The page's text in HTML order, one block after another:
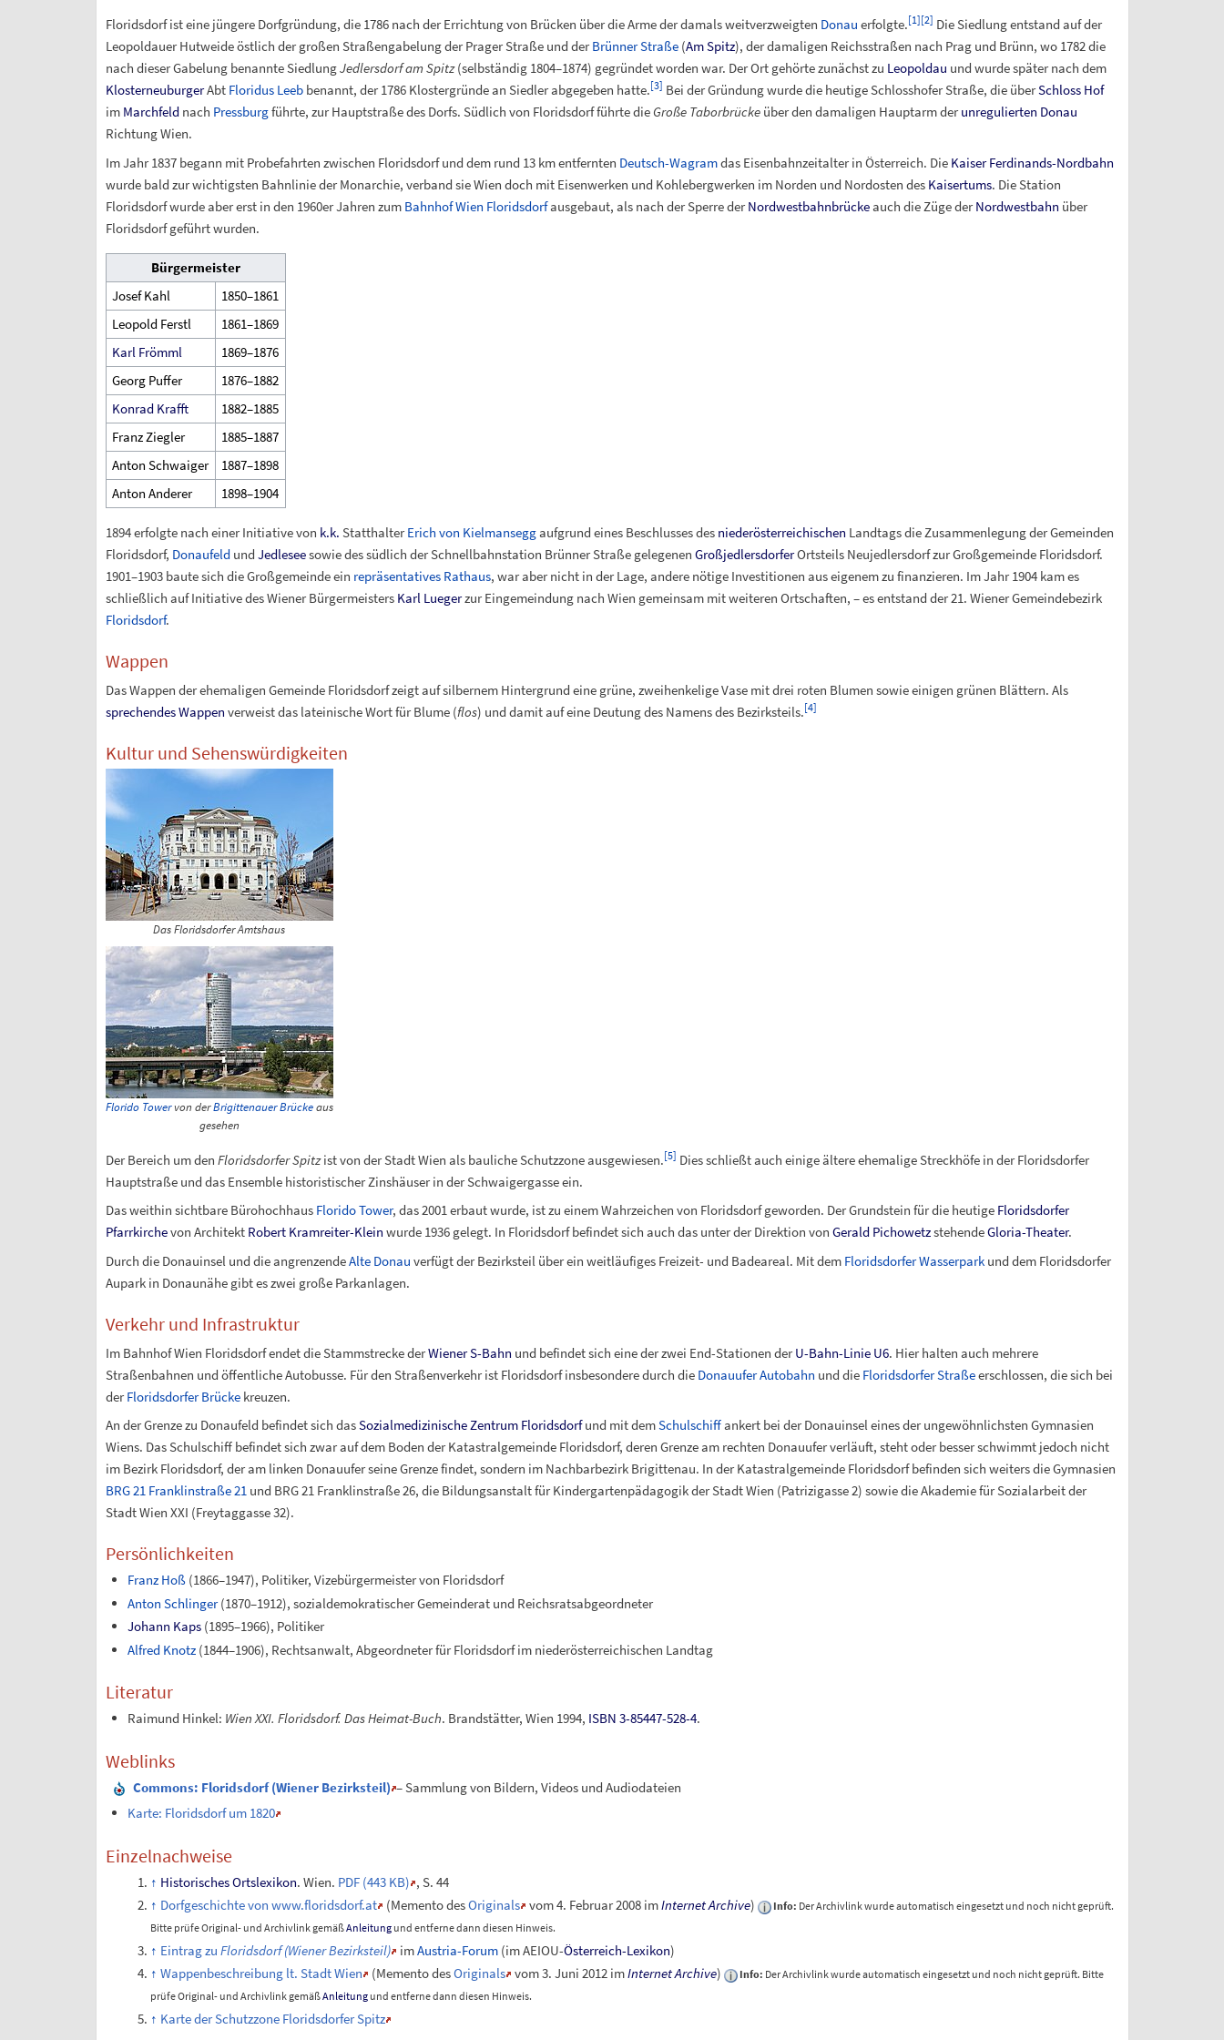
Floridsdorf ist eine jüngere Dorfgründung, die 1786 nach der Errichtung von Brücken über die Arme der damals weitverzweigten Donau erfolgte.[1] [2] Die Siedlung entstand auf der
Leopoldauer Hutweide östlich der großen Straßengabelung der Prager Straße und derBrünner Straße(Am Spitz), der damaligen Reichsstraßen nach Prag und Brünn, wo 1782 die
nach dieser Gabelung benannte SiedlungJedlersdorf am Spitz(selbständig 1804–1874) gegründet worden war. Der Ort gehörte zunächst zu Leopoldau und wurde später nach dem
KlosterneuburgerAbt Floridus Leebbenannt, der 1786 Klostergründe an Siedler abgegeben hatte.[3] Bei der Gründung wurde die heutige Schlosshofer Straße, die überSchloss Hof
im Marchfeldnach Pressburgführte, zur Hauptstraße des Dorfs. Südlich von Floridsdorf führte die Große Taborbrückeüber den damaligen Hauptarm derunregulierten Donau
Richtung Wien.
Im Jahr 1837 begann mit Probefahrten zwischen Floridsdorf und dem rund 13 km entfernten Deutsch-Wagramdas Eisenbahnzeitalter in Österreich. Die Kaiser Ferdinands-Nordbahn
wurde bald zur wichtigsten Bahnlinie der Monarchie, verband sie Wien doch mit Eisenwerken und Kohlebergwerken im Norden und Nordosten des Kaisertums. Die Station
Floridsdorf wurde aber erst in den 1960er Jahren zum Bahnhof Wien Floridsdorfausgebaut, als nach der Sperre derNordwestbahnbrückeauch die Züge derNordwestbahn über
Floridsdorf geführt wurden.
Bürgermeister
Josef Kahl
1850–1861
Leopold Ferstl
1861–1869
Karl Frömml
1869–1876
Georg Puffer
1876–1882
Konrad Krafft
1882–1885
Franz Ziegler
1885–1887
Anton Schwaiger
1887–1898
Anton Anderer
1898–1904
1894 erfolgte nach einer Initiative von k.k. StatthalterErich von Kielmanseggaufgrund eines Beschlusses des niederösterreichischen Landtags die Zusammenlegung der Gemeinden
Floridsdorf, Donaufeldund Jedleseesowie des südlich der Schnellbahnstation Brünner Straße gelegenen GroßjedlersdorferOrtsteils Neujedlersdorf zur Großgemeinde Floridsdorf.
1901–1903 baute sich die Großgemeinde ein repräsentatives Rathaus, war aber nicht in der Lage, andere nötige Investitionen aus eigenem zu finanzieren. Im Jahr 1904 kam es
schließlich auf Initiative des Wiener Bürgermeisters Karl Luegerzur Eingemeindung nach Wien gemeinsam mit weiteren Ortschaften, – es entstand der 21. Wiener Gemeindebezirk
Floridsdorf.
Wappen
Das Wappen der ehemaligen Gemeinde Floridsdorf zeigt auf silbernem Hintergrund eine grüne, zweihenkelige Vase mit drei roten Blumen sowie einigen grünen Blättern. Als
sprechendes Wappen verweist das lateinische Wort für Blume (flos) und damit auf eine Deutung des Namens des Bezirksteils.[4]
Kultur und Sehenswürdigkeiten
Das Floridsdorfer Amtshaus
Florido Towervon derBrigittenauer Brückeaus
gesehen
Der Bereich um den Floridsdorfer Spitzist von der Stadt Wien als bauliche Schutzzone ausgewiesen.[5] Dies schließt auch einige ältere ehemalige Streckhöfe in der Floridsdorfer
Hauptstraße und das Ensemble historistischer Zinshäuser in der Schwaigergasse ein.
Das weithin sichtbare Bürohochhaus Florido Tower, das 2001 erbaut wurde, ist zu einem Wahrzeichen von Floridsdorf geworden. Der Grundstein für die heutige Floridsdorfer
Pfarrkirchevon Architekt Robert Kramreiter-Klein wurde 1936 gelegt. In Floridsdorf befindet sich auch das unter der Direktion von Gerald PichowetzstehendeGloria-Theater.
Durch die Donauinsel und die angrenzendeAlte Donau verfügt der Bezirksteil über ein weitläufiges Freizeit- und Badeareal. Mit dem Floridsdorfer Wasserparkund dem Floridsdorfer
Aupark in Donaunähe gibt es zwei große Parkanlagen.
Verkehr und Infrastruktur
Im Bahnhof Wien Floridsdorf endet die Stammstrecke derWiener S-Bahn und befindet sich eine der zwei End-Stationen derU-Bahn-Linie U6. Hier halten auch mehrere
Straßenbahnen und öffentliche Autobusse. Für den Straßenverkehr ist Floridsdorf insbesondere durch die Donauufer Autobahn und die Floridsdorfer Straßeerschlossen, die sich bei
derFloridsdorfer Brückekreuzen.
An der Grenze zu Donaufeld befindet sich dasSozialmedizinische Zentrum Floridsdorfund mit demSchulschiffankert bei der Donauinsel eines der ungewöhnlichsten Gymnasien
Wiens. Das Schulschiff befindet sich zwar auf dem Boden der Katastralgemeinde Floridsdorf, deren Grenze am rechten Donauufer verläuft, steht oder besser schwimmt jedoch nicht
im Bezirk Floridsdorf, der am linken Donauufer seine Grenze findet, sondern im Nachbarbezirk Brigittenau. In der Katastralgemeinde Floridsdorf befinden sich weiters die Gymnasien
BRG 21 Franklinstraße 21und BRG 21 Franklinstraße 26, die Bildungsanstalt für Kindergartenpädagogik der Stadt Wien (Patrizigasse 2) sowie die Akademie für Sozialarbeit der
Stadt Wien XXI (Freytaggasse 32).
Persönlichkeiten
Franz Hoß (1866–1947), Politiker, Vizebürgermeister von Floridsdorf
Anton Schlinger(1870–1912), sozialdemokratischer Gemeinderat und Reichsratsabgeordneter
Johann Kaps (1895–1966), Politiker
Alfred Knotz (1844–1906), Rechtsanwalt, Abgeordneter für Floridsdorf im niederösterreichischen Landtag
Literatur
Raimund Hinkel: Wien XXI. Floridsdorf. Das Heimat-Buch. Brandstätter, Wien 1994, ISBN 3-85447-528-4.
Weblinks
Commons: Floridsdorf (Wiener Bezirksteil) – Sammlung von Bildern, Videos und Audiodateien
Karte: Floridsdorf um 1820
Einzelnachweise
Historisches Ortslexikon. Wien. PDF (443 KB) , S. 44
Dorfgeschichte von www.floridsdorf.at (MementodesOriginals vom 4. Februar 2008 imInternet Archive) Info: Der Archivlink wurde automatisch eingesetzt und noch nicht geprüft.
Bitte prüfe Original- und Archivlink gemäßAnleitungund entferne dann diesen Hinweis.
Eintrag zu Floridsdorf (Wiener Bezirksteil) imAustria-Forum (im AEIOU-Österreich-Lexikon)
Wappenbeschreibung lt. Stadt Wien
(MementodesOriginals vom 3. Juni 2012 imInternet Archive) Info: Der Archivlink wurde automatisch eingesetzt und noch nicht geprüft. Bitte
prüfe Original- und Archivlink gemäßAnleitungund entferne dann diesen Hinweis.
Karte der Schutzzone Floridsdorfer Spitz